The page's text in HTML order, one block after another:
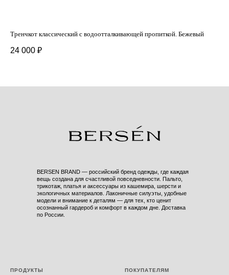
Тренчкот классический с водоотталкивающей пропиткой. Бежевый
24 000 ₽
BERSEN BRAND — российский бренд одежды, где каждая
вещь создана для счастливой повседневности. Пальто,
трикотаж, платья и аксессуары из кашемира, шерсти и
экологичных материалов. Лаконичные силуэты, удобные
модели и внимание к деталям — для тех, кто ценит
осознанный гардероб и комфорт в каждом дне. Доставка
по России.
ПРОДУКТЫ ПОКУПАТЕЛЯМ